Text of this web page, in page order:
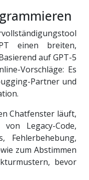
einen breiten,
auf GPT-5
Vorschläge: Es
Partner und
Chatfenster läuft,
Legacy-Code,
Fehlerbehebung,
zum Abstimmen
bevor